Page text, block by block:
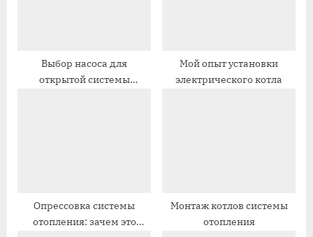
Выбор насоса для
открытой системы
Мой опыт установки
электрического котла
Опрессовка системы
отопления: зачем это
Монтаж котлов системы
отопления